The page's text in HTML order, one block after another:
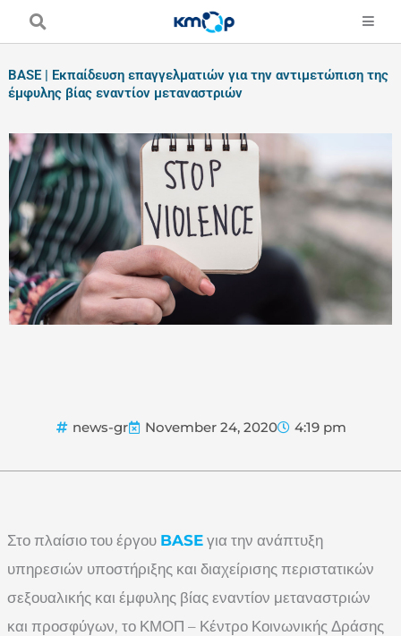
BASE | Εκπαίδευση επαγγελματιών για την αντιμετώπιση της
έμφυλης βίας εναντίον μεταναστριών
news-gr November 24, 2020 4:19 pm
Στο πλαίσιο του έργου BASE για την ανάπτυξη
υπηρεσιών υποστήριξης και διαχείρισης περιστατικών
σεξουαλικής και έμφυλης βίας εναντίον μεταναστριών
και προσφύγων, το ΚΜΟΠ – Κέντρο Κοινωνικής Δράσης